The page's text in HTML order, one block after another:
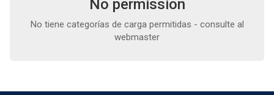
No permission
No tiene categorías de carga permitidas - consulte al
webmaster